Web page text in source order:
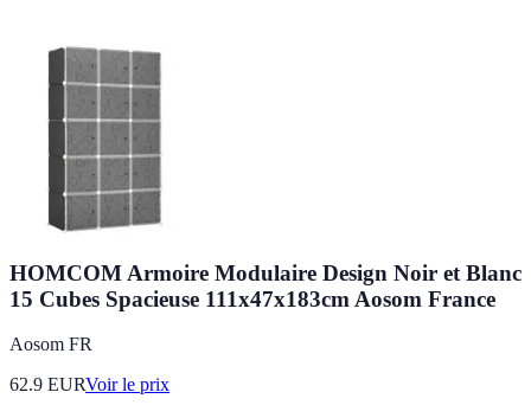
HOMCOM Armoire Modulaire Design Noir et Blanc
15 Cubes Spacieuse 111x47x183cm Aosom France
Aosom FR
62.9 EURVoir le prix